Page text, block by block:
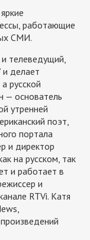
работающие
СМИ.
телеведущий,
и делает
русской
— основатель
утренней
поэт,
портала
и директор
на русском, так
и работает в
и
RTVi. Катя